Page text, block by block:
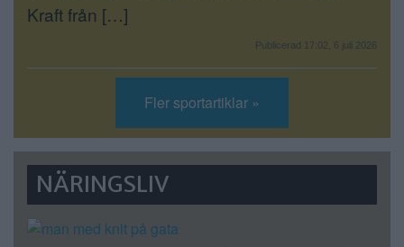
Kraft från […]
Publicerad 17:02, 6 juli 2026
Fler sportartiklar »
NÄRINGSLIV